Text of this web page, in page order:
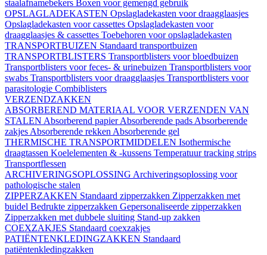
staalafnamebekers Boxen voor gemengd gebruik
OPSLAGLADEKASTEN Opslagladekasten voor draagglaasjes
Opslagladekasten voor cassettes Opslagladekasten voor
draagglaasjes & cassettes Toebehoren voor opslagladekasten
TRANSPORTBUIZEN Standaard transportbuizen
TRANSPORTBLISTERS Transportblisters voor bloedbuizen
Transportblisters voor feces- & urinebuizen Transportblisters voor
swabs Transportblisters voor draagglaasjes Transportblisters voor
parasitologie Combiblisters
VERZENDZAKKEN
ABSORBEREND MATERIAAL VOOR VERZENDEN VAN
STALEN Absorberend papierAbsorberende pads Absorberende
zakjes Absorberende rekken Absorberende gel
THERMISCHE TRANSPORTMIDDELEN Isothermische
draagtassen Koelelementen & -kussens Temperatuur tracking strips
Transportflessen
ARCHIVERINGSOPLOSSING Archiveringsoplossing voor
pathologische stalen
ZIPPERZAKKEN Standaard zipperzakken Zipperzakken met
buidel Bedrukte zipperzakken Gepersonaliseerde zipperzakken
Zipperzakken met dubbele sluiting Stand-up zakken
COEXZAKJES Standaard coexzakjes
PATIËNTENKLEDINGZAKKEN Standaard
patiëntenkledingzakken